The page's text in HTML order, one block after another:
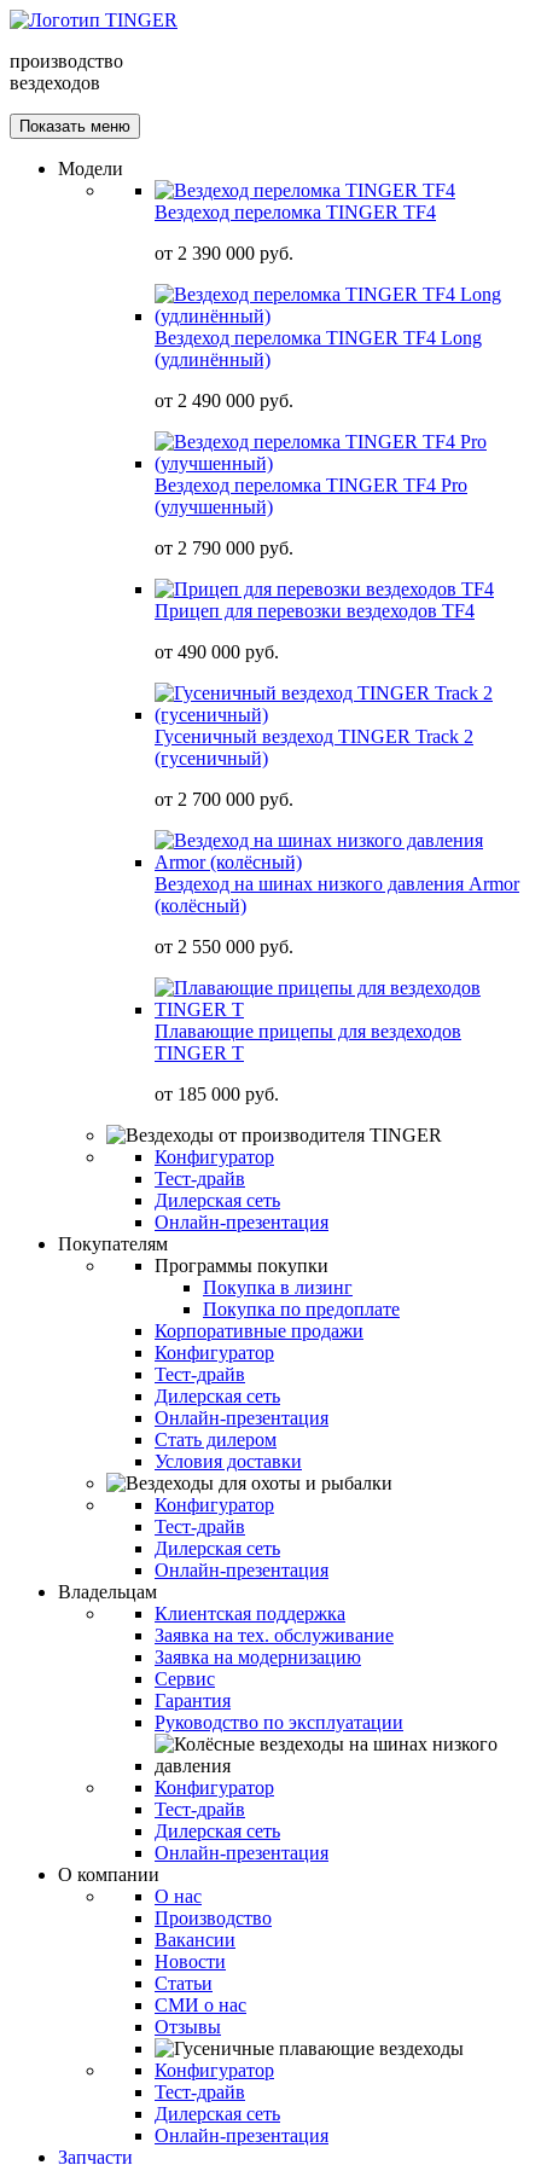
производство
вездеходов
Показать меню
Модели
Вездеход переломка TINGER TF4
от 2 390 000 руб.
Вездеход переломка TINGER TF4 Long
(удлинённый)
от 2 490 000 руб.
Вездеход переломка TINGER TF4 Pro
(улучшенный)
от 2 790 000 руб.
Прицеп для перевозки вездеходов TF4
от 490 000 руб.
Гусеничный вездеход TINGER Track 2
(гусеничный)
от 2 700 000 руб.
Вездеход на шинах низкого давления Armor
(колёсный)
от 2 550 000 руб.
Плавающие прицепы для вездеходов
TINGER T
от 185 000 руб.
Конфигуратор
Тест-драйв
Дилерская сеть
Онлайн-презентация
Покупателям
Программы покупки
Покупка в лизинг
Покупка по предоплате
Корпоративные продажи
Конфигуратор
Тест-драйв
Дилерская сеть
Онлайн-презентация
Стать дилером
Условия доставки
Конфигуратор
Тест-драйв
Дилерская сеть
Онлайн-презентация
Владельцам
Клиентская поддержка
Заявка на тех. обслуживание
Заявка на модернизацию
Сервис
Гарантия
Руководство по эксплуатации
Конфигуратор
Тест-драйв
Дилерская сеть
Онлайн-презентация
О компании
О нас
Производство
Вакансии
Новости
Статьи
СМИ о нас
Отзывы
Конфигуратор
Тест-драйв
Дилерская сеть
Онлайн-презентация
Запчасти